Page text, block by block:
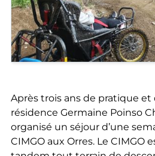
Après trois ans de pratique et
résidence Germaine Poinso
organisé un séjour d’une
CIMGO aux Orres. Le CIMGO